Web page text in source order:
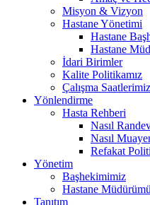
Misyon & Vizyon
Hastane Yönetimi
Hastane
Hastane
İdari Birimler
Kalite Politikamız
Çalışma Saatlerimiz
Yönlendirme
Hasta Rehberi
Nasıl
Nasıl
Refakat
Yönetim
Başhekimimiz
Hastane
Tanıtım